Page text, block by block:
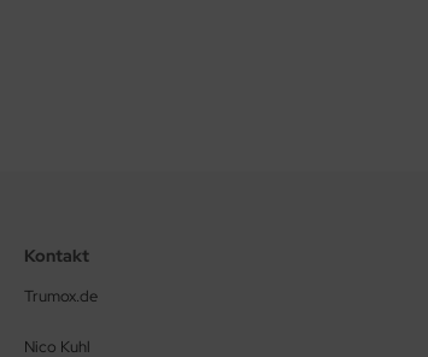
Kontakt
Trumox.de
Nico Kuhl